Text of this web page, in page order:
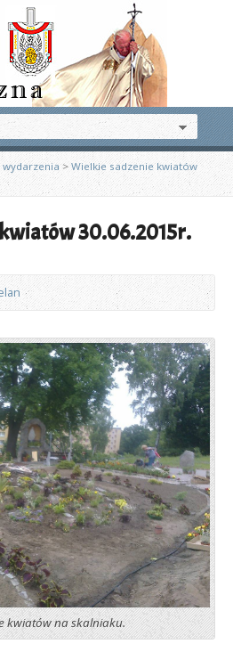
wydarzenia > Wielkie sadzenie kwiatów
30.06.2015r.
kwiatów na skalniaku.